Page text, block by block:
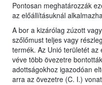
Pontosan meghatározzák
az előállításuknál
A bor a kizárólag zúzott
szőlőmust teljes vagy
termék. Az Unió területét
véve több övezetre
adottságokhoz igazodóan
arra az övezetre (C. I.)